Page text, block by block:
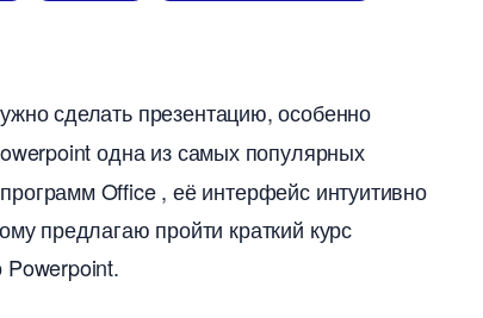
сделать презентацию, особенно
одна из самых популярных
Office , её интерфейс интуитивно
предлагаю пройти краткий курс
Powerpoint.